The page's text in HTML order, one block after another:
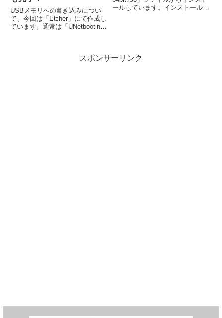
USBメモリへの書き込みについ
て、今回は「Etcher」にて作成し
ています。通常は「UNetbootin」
は、ステップが多いのですが、ほ
ールしています。インストールは
スポンサーリンク